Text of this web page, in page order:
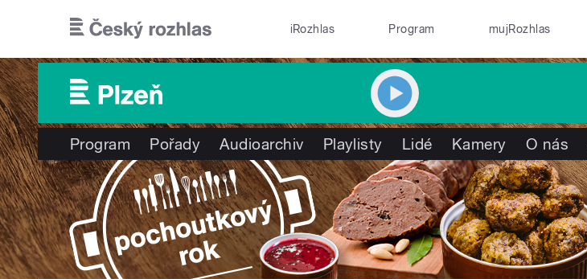
iRozhlas Program mujRozhlas
Program Pořady Audioarchiv Playlisty Lidé Kamery O nás